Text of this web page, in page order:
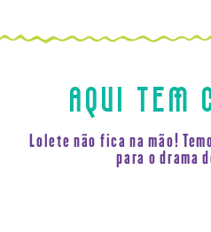
AQUI TEM
Lolete não fica na mão!
para o drama